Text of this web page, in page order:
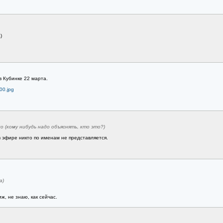
Кубинке 22 марта.
(кому нибудь надо объяснять, кто это?)
никто по именам не представляется.
не знаю, как сейчас.